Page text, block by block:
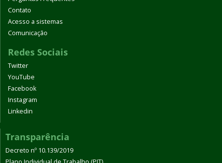
Contato
Acesso a sistemas
Comunicação
Redes Sociais
Twitter
YouTube
Facebook
Instagram
Linkedin
Transparência
Decreto nº 10.139/2019